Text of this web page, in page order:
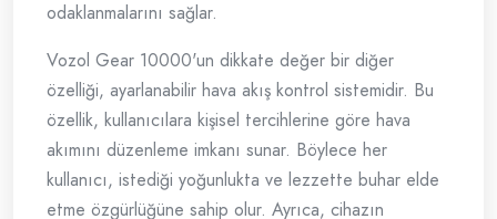
odaklanmalarını sağlar.
Vozol Gear 10000'un dikkate değer bir diğer
özelliği, ayarlanabilir hava akış kontrol sistemidir. Bu
özellik, kullanıcılara kişisel tercihlerine göre hava
akımını düzenleme imkanı sunar. Böylece her
kullanıcı, istediği yoğunlukta ve lezzette buhar elde
etme özgürlüğüne sahip olur. Ayrıca, cihazın